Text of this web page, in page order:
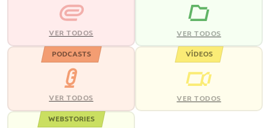
VER TODOS VER TODOS
PODCASTS
VER TODOS
VÍDEOS
VER TODOS
WEBSTORIES